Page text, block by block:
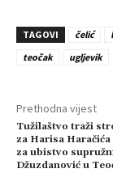
TAGOVI čelić
teočak
ugljevik
Prethodna vijest
Tužilaštvo traži
za Harisa
za ubistvo
Džuzdanović u